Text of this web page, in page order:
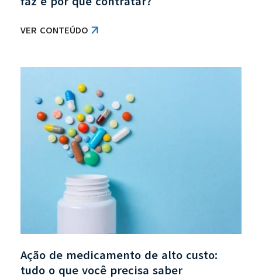
VER CONTEÚDO
Ação de medicamento de alto custo:
tudo o que você precisa saber